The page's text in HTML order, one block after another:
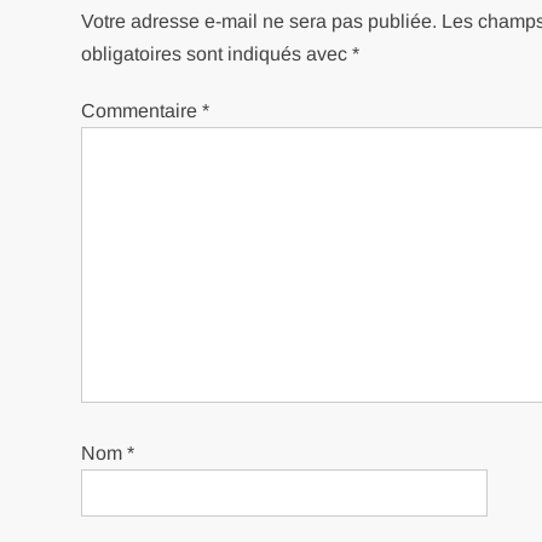
Votre adresse e-mail ne sera pas publiée. Les
obligatoires sont indiqués avec*
Commentaire*
Nom*